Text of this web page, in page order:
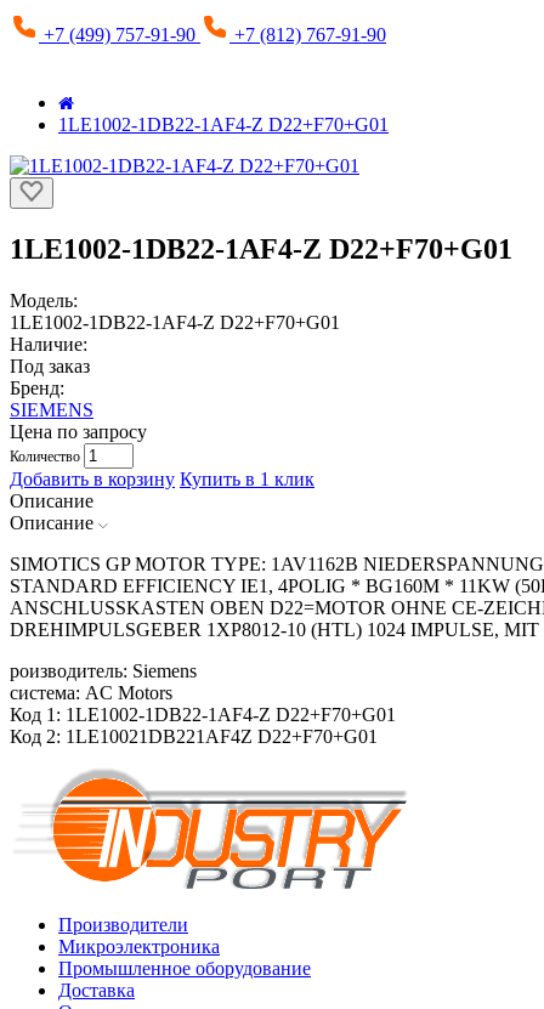
+7 (499) 757-91-90 +7 (812) 767-91-90
1LE1002-1DB22-1AF4-Z D22+F70+G01
1LE1002-1DB22-1AF4-Z D22+F70+G01
Модель:
1LE1002-1DB22-1AF4-Z D22+F70+G01
Наличие:
Под заказ
Бренд:
SIEMENS
Цена по запросу
Количество
Добавить в корзину Купить в 1 клик
Описание
Описание
SIMOTICS GP MOTOR TYPE: 1AV1162B
STANDARD EFFICIENCY IE1, 4POLIG * BG160M * 11KW
ANSCHLUSSKASTEN OBEN D22=MOTOR OHNE CE-
DREHIMPULSGEBER 1XP8012-10 (HTL) 1024 IMPULSE,
роизводитель: Siemens
система: AC Motors
Код 1: 1LE1002-1DB22-1AF4-Z D22+F70+G01
Код 2: 1LE10021DB221AF4Z D22+F70+G01
Производители
Микроэлектроника
Промышленное оборудование
Доставка